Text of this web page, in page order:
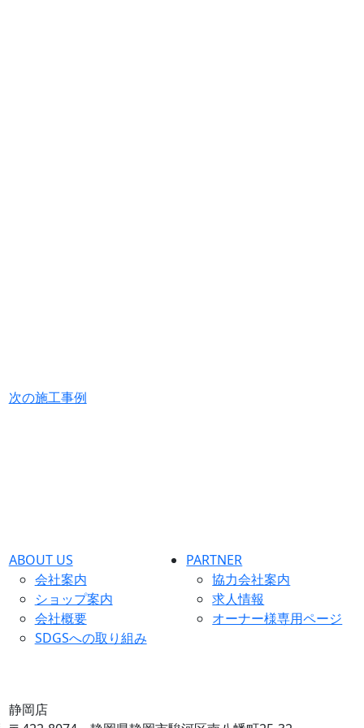
次の施工事例
ABOUT US
会社案内
ショップ案内
会社概要
SDGSへの取り組み
PARTNER
協力会社案内
求人情報
オーナー様専用ページ
静岡店